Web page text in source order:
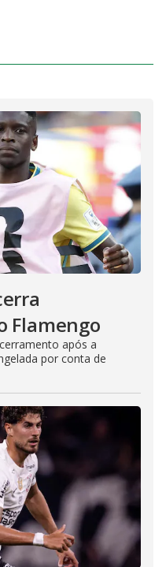
Flamengo
após a
por conta de